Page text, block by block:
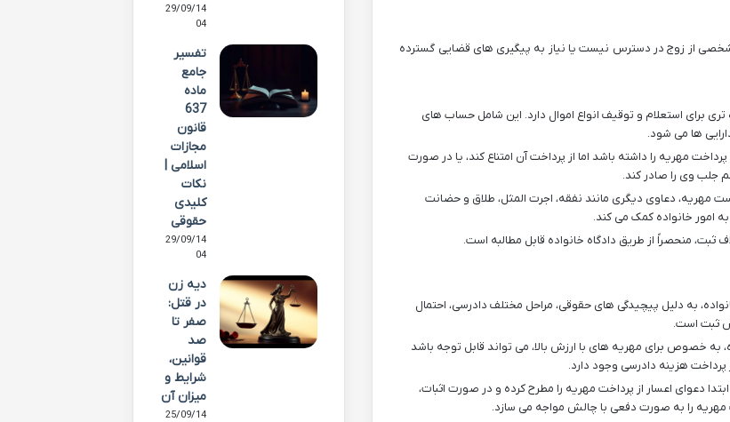
از زوج در دسترس نیست یا نیاز به پیگیری های قضایی گسترده
برای استعلام و توقیف انواع اموال دارد. این شامل حساب های
ها می شود.
مهریه را داشته باشد اما از پرداخت آن امتناع کند، یا در صورت
جلب وی را صادر کند.
مهریه، دعاوی دیگری مانند نفقه، اجرت المثل، طلاق و حضانت
امور خانواده کمک می کند.
ثبت، منحصراً از طریق دادگاه خانواده قابل مطالبه است.
به دلیل پیچیدگی های حقوقی، مراحل مختلف دادرسی، احتمال
ثبت است.
به خصوص برای مهریه های با ارزش بالا، می تواند قابل توجه باشد
دعوای اعسار از پرداخت مهریه را مطرح کرده و در صورت اثبات،
مهریه را به صورت دفعی با چالش مواجه می سازد.
29/09/14
04
تفسیر
جامع
ماده
637
قانون
مجازات
اسلامی |
نکات
کلیدی
حقوقی
29/09/14
04
دیه زن
در قتل:
صفر تا
صد
قوانین،
شرایط و
میزان آن
25/09/14